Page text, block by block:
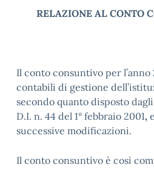
RELAZIONE AL CONTO
Il conto consuntivo per
contabili di gestione
secondo quanto disposto
D.I. n. 44 del 1° febbraio 2001,
successive modificazioni.
Il conto consuntivo è così